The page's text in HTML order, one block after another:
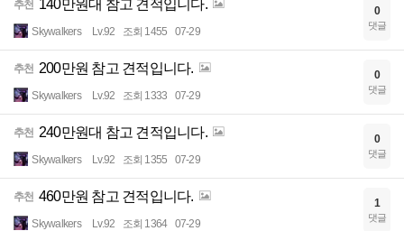
추천 140만원대 참고 견적입니다.
Skywalkers Lv.92 조회 1455 07-29
0
댓글
추천 200만원 참고 견적입니다.
Skywalkers Lv.92 조회 1333 07-29
0
댓글
추천 240만원대 참고 견적입니다.
Skywalkers Lv.92 조회 1355 07-29
0
댓글
추천 460만원 참고 견적입니다.
Skywalkers Lv.92 조회 1364 07-29
1
댓글